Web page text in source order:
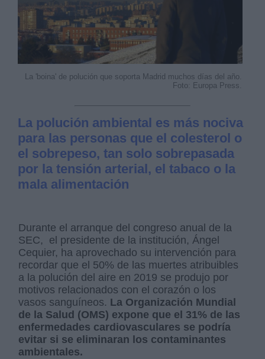
La 'boina' de polución que soporta Madrid muchos días del año.
Foto: Europa Press.
La polución ambiental es más nociva
para las personas que el colesterol o
el sobrepeso, tan solo sobrepasada
por la tensión arterial, el tabaco o la
mala alimentación
Durante el arranque del congreso anual de la
SEC, el presidente de la institución, Ángel
Cequier, ha aprovechado su intervención para
recordar que el 50% de las muertes atribuibles
a la polución del aire en 2019 se produjo por
motivos relacionados con el corazón o los
vasos sanguíneos. La Organización Mundial
de la Salud (OMS) expone que el 31% de las
enfermedades cardiovasculares se podría
evitar si se eliminaran los contaminantes
ambientales.